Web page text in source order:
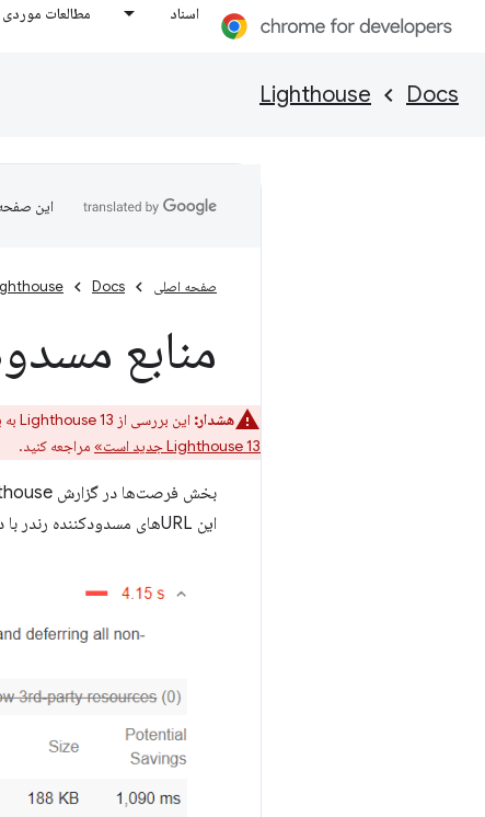
اسناد مطالعات موردی
Docs
Lighthouse
این
صفحه اصلی Docs
منابع
هشدار: این بررسی از Lighthouse 13 به بخش
Lighthouse 13 جدید است»
مراجعه کنید.
این URLهای مسدودکننده رندر با درون‌خطی کردن منابع حیاتی، به تعویق انداختن منابع غیرحیاتی و حذف هر چیز بلااستفاده است.